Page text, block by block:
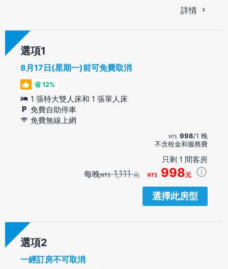
詳情
選項
8月17日(星期一)前可免費取消
省 12%
1 張特大雙人床和 1 張單人床
免費自助停車
免費無線上網
998/1 晚
不含稅金和服務費
只剩 1 間客房
每晚 1,111元 998元
選擇此房型
選項
一經訂房不可取消